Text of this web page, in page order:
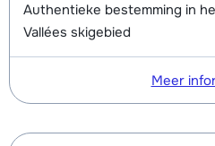
Authentieke bestemming in
Vallées skigebied
Meer